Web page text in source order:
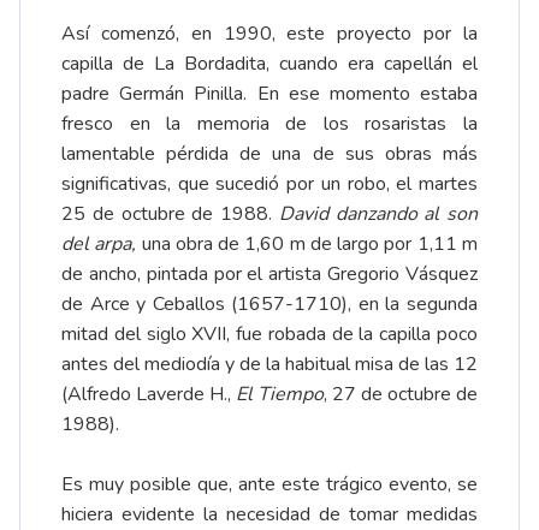
Así comenzó, en 1990, este proyecto por la
capilla de La Bordadita, cuando era capellán el
padre Germán Pinilla. En ese momento estaba
fresco en la memoria de los rosaristas la
lamentable pérdida de una de sus obras más
significativas, que sucedió por un robo, el martes
25 de octubre de 1988. David danzando al son
del arpa, una obra de 1,60 m de largo por 1,11 m
de ancho, pintada por el artista Gregorio Vásquez
de Arce y Ceballos (1657-1710), en la segunda
mitad del siglo XVII, fue robada de la capilla poco
antes del mediodía y de la habitual misa de las 12
(Alfredo Laverde H., El Tiempo, 27 de octubre de
1988).
Es muy posible que, ante este trágico evento, se
hiciera evidente la necesidad de tomar medidas